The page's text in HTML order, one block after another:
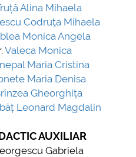
Alina Mihaela
Codruţa Mihaela
Monica Angela
Valeca Monica
Maria Cristina
Maria Denisa
Gheorghiţa
Leonard Magdalin
AUXILIAR
Gabriela